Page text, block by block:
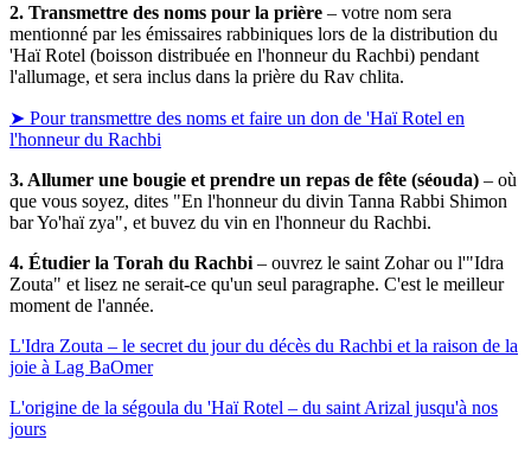
2. Transmettre des noms pour la prière – votre nom sera
mentionné par les émissaires rabbiniques lors de la distribution du
'Haï Rotel (boisson distribuée en l'honneur du Rachbi) pendant
l'allumage, et sera inclus dans la prière du Rav chlita.
➤ Pour transmettre des noms et faire un don de 'Haï Rotel en
l'honneur du Rachbi
3. Allumer une bougie et prendre un repas de fête (séouda) – où
que vous soyez, dites "En l'honneur du divin Tanna Rabbi Shimon
bar Yo'haï zya", et buvez du vin en l'honneur du Rachbi.
4. Étudier la Torah du Rachbi – ouvrez le saint Zohar ou l'"Idra
Zouta" et lisez ne serait-ce qu'un seul paragraphe. C'est le meilleur
moment de l'année.
L'Idra Zouta – le secret du jour du décès du Rachbi et la raison de la
joie à Lag BaOmer
L'origine de la ségoula du 'Haï Rotel – du saint Arizal jusqu'à nos
jours